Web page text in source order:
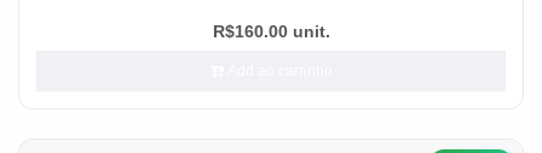
R$160.00 unit.